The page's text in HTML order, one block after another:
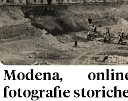
Modena,
fotografie